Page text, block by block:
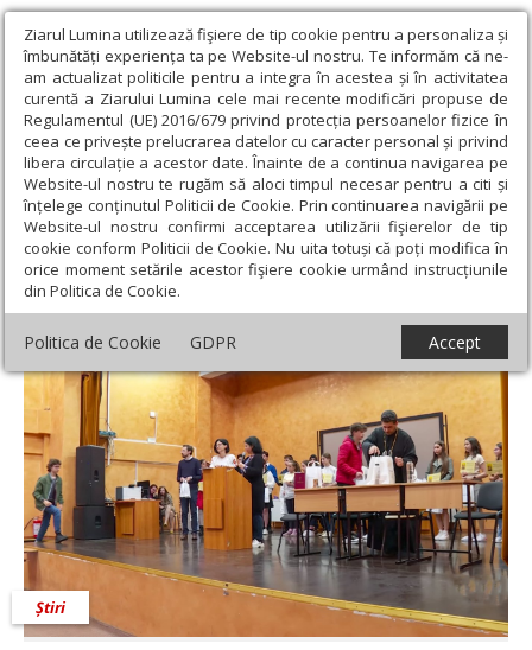
Ziarul Lumina utilizează fişiere de tip cookie pentru a personaliza și
îmbunătăți experiența ta pe Website-ul nostru. Te informăm că ne-
am actualizat politicile pentru a integra în acestea și în activitatea
curentă a Ziarului Lumina cele mai recente modificări propuse de
Regulamentul (UE) 2016/679 privind protecția persoanelor fizice în
ceea ce privește prelucrarea datelor cu caracter personal și privind
libera circulație a acestor date. Înainte de a continua navigarea pe
Website-ul nostru te rugăm să aloci timpul necesar pentru a citi și
înțelege conținutul Politicii de Cookie. Prin continuarea navigării pe
Website-ul nostru confirmi acceptarea utilizării fişierelor de tip
cookie conform Politicii de Cookie. Nu uita totuși că poți modifica în
orice moment setările acestor fişiere cookie urmând instrucțiunile
din Politica de Cookie.
Politica de Cookie GDPR Accept
Ziarul Lumina › Actualitate religioasă › Știri › Premii pentru
olimpicii la religie din sectorul 6 al Capitalei
Premii pentru olimpicii la religie din
sectorul 6 al Capitalei
Știri